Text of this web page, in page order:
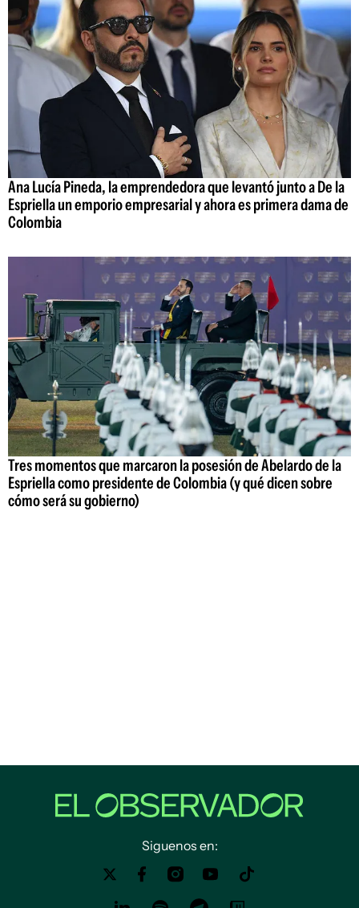
Ana Lucía Pineda, la emprendedora que levantó junto a De la
Espriella un emporio empresarial y ahora es primera dama de
Colombia
Tres momentos que marcaron la posesión de Abelardo de la
Espriella como presidente de Colombia (y qué dicen sobre
cómo será su gobierno)
Siguenos en: